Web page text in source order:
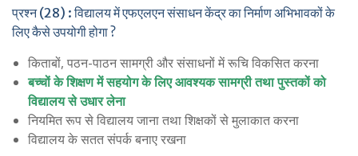
प्रश्न (28) : विद्यालय में एफएलएन संसाधन केंद्र का निर्माण अभिभावकों के
लिए कैसे उपयोगी होगा ?
किताबों, पठन-पाठन सामग्री और संसाधनों में रूचि विकसित करना
बच्चों के शिक्षण में सहयोग के लिए आवश्यक सामग्री तथा पुस्तकों को
विद्यालय से उधार लेना
नियमित रूप से विद्यालय जाना तथा शिक्षकों से मुलाकात करना
विद्यालय के सतत संपर्क बनाए रखना